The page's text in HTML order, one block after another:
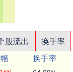
股流出
换手率
换手率